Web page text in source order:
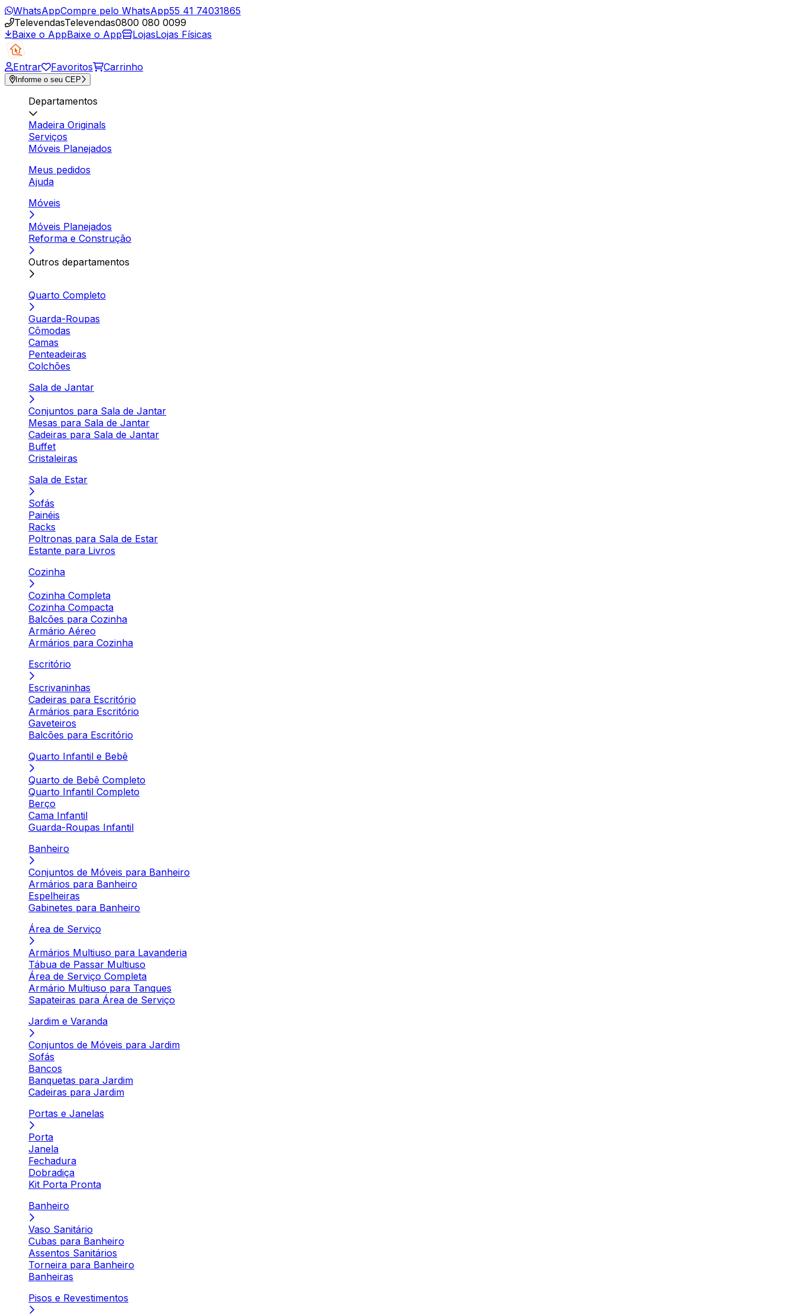
WhatsAppCompre pelo WhatsApp55 41 74031865
TelevendasTelevendas0800 080 0099
Baixe o AppBaixe o App LojasLojas Físicas
Entrar Favoritos Carrinho
Informe o seu CEP
Departamentos
Madeira Originals
Serviços
Móveis Planejados
Meus pedidos
Ajuda
Móveis
Móveis Planejados
Reforma e Construção
Outros departamentos
Quarto Completo
Guarda-Roupas
Cômodas
Camas
Penteadeiras
Colchões
Sala de Jantar
Conjuntos para Sala de Jantar
Mesas para Sala de Jantar
Cadeiras para Sala de Jantar
Buffet
Cristaleiras
Sala de Estar
Sofás
Painéis
Racks
Poltronas para Sala de Estar
Estante para Livros
Cozinha
Cozinha Completa
Cozinha Compacta
Balcões para Cozinha
Armário Aéreo
Armários para Cozinha
Escritório
Escrivaninhas
Cadeiras para Escritório
Armários para Escritório
Gaveteiros
Balcões para Escritório
Quarto Infantil e Bebê
Quarto de Bebê Completo
Quarto Infantil Completo
Berço
Cama Infantil
Guarda-Roupas Infantil
Banheiro
Conjuntos de Móveis para Banheiro
Armários para Banheiro
Espelheiras
Gabinetes para Banheiro
Área de Serviço
Armários Multiuso para Lavanderia
Tábua de Passar Multiuso
Área de Serviço Completa
Armário Multiuso para Tanques
Sapateiras para Área de Serviço
Jardim e Varanda
Conjuntos de Móveis para Jardim
Sofás
Bancos
Banquetas para Jardim
Cadeiras para Jardim
Portas e Janelas
Porta
Janela
Fechadura
Dobradiça
Kit Porta Pronta
Banheiro
Vaso Sanitário
Cubas para Banheiro
Assentos Sanitários
Torneira para Banheiro
Banheiras
Pisos e Revestimentos